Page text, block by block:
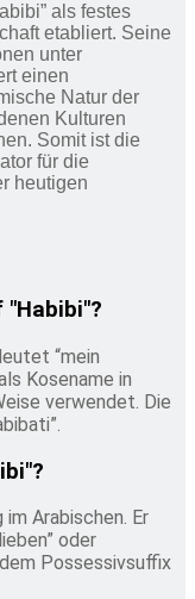
als festes
etabliert. Seine
unter
einen
Natur der
Kulturen
Somit ist die
für die
heutigen
“mein
Kosename in
verwendet. Die
im Arabischen. Er
oder
Possessivsuffix